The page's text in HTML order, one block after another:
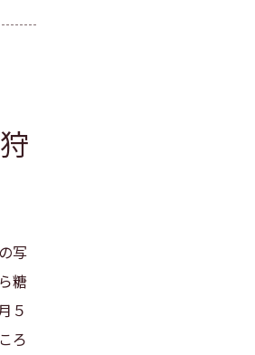
写
糖
５
ろ